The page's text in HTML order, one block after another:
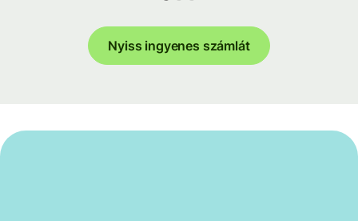
Nyiss ingyenes számlát